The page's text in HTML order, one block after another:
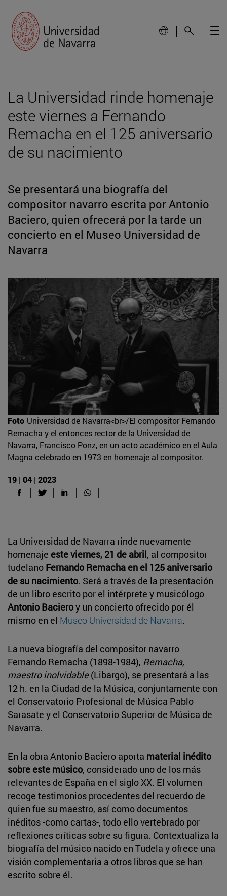
La Universidad rinde homenaje
este viernes a Fernando
Remacha en el 125 aniversario
de su nacimiento
Se presentará una biografía del
compositor navarro escrita por Antonio
Baciero, quien ofrecerá por la tarde un
concierto en el Museo Universidad de
Navarra
Foto Universidad de Navarra<br>/El compositor Fernando
Remacha y el entonces rector de la Universidad de
Navarra, Francisco Ponz, en un acto académico en el Aula
Magna celebrado en 1973 en homenaje al compositor.
19 | 04 | 2023
La Universidad de Navarra rinde nuevamente
homenaje este viernes, 21 de abril, al compositor
tudelano Fernando Remacha en el 125 aniversario
de su nacimiento. Será a través de la presentación
de un libro escrito por el intérprete y musicólogo
Antonio Bacieroy un concierto ofrecido por él
mismo en el Museo Universidad de Navarra.
La nueva biografía del compositor navarro
Fernando Remacha (1898-1984), Remacha,
maestro inolvidable(Libargo), se presentará a las
12 h. en la Ciudad de la Música, conjuntamente con
el Conservatorio Profesional de Música Pablo
Sarasate y el Conservatorio Superior de Música de
Navarra.
En la obra Antonio Baciero aporta material inédito
sobre este músico, considerado uno de los más
relevantes de España en el siglo XX. El volumen
recoge testimonios procedentes del recuerdo de
quien fue su maestro, así como documentos
inéditos -como cartas-, todo ello vertebrado por
reflexiones críticas sobre su figura. Contextualiza la
biografía del músico nacido en Tudela y ofrece una
visión complementaria a otros libros que se han
escrito sobre él.